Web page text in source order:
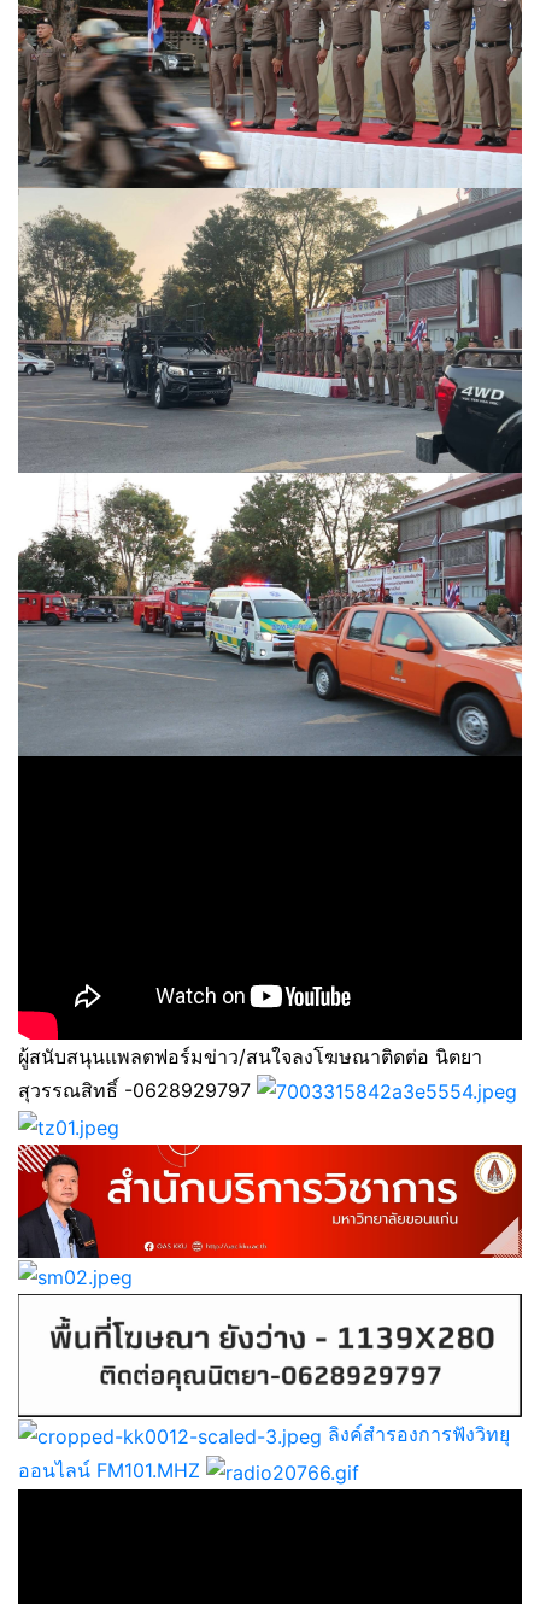
ผู้สนับสนุนแพลตฟอร์มข่าว/สนใจลงโฆษณาติดต่อ นิตยา
สุวรรณสิทธิ์ -0628929797
ลิงค์สำรองการฟังวิทยุ
ออนไลน์ FM101.MHZ